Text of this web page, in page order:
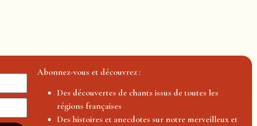
Abonnez-vous et découvrez :
Des découvertes de chants issus de toutes les
régions françaises
Des histoires et anecdotes sur notre merveilleux et